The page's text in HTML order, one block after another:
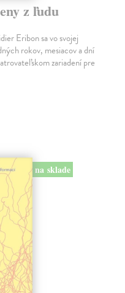
z ľudu
Eribon sa vo svojej
rokov, mesiacov a dní
zariadení pre
na sklade